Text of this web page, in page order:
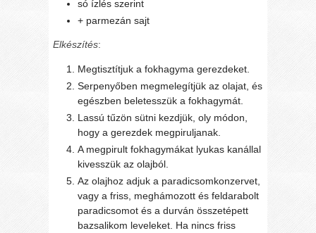
só ízlés szerint
+ parmezán sajt
Elkészítés:
Megtisztítjuk a fokhagyma gerezdeket.
Serpenyőben megmelegítjük az olajat, és
egészben beletesszük a fokhagymát.
Lassú tűzön sütni kezdjük, oly módon,
hogy a gerezdek megpiruljanak.
A megpirult fokhagymákat lyukas kanállal
kivesszük az olajból.
Az olajhoz adjuk a paradicsomkonzervet,
vagy a friss, meghámozott és feldarabolt
paradicsomot és a durván összetépett
bazsalikom leveleket. Ha nincs friss